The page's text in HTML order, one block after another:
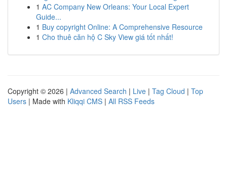
1 AC Company New Orleans: Your Local Expert
Guide...
1 Buy copyright Online: A Comprehensive Resource
1 Cho thuê căn hộ C Sky View giá tốt nhất!
Copyright © 2026 | Advanced Search | Live | Tag Cloud | Top
Users | Made with Kliqqi CMS | All RSS Feeds